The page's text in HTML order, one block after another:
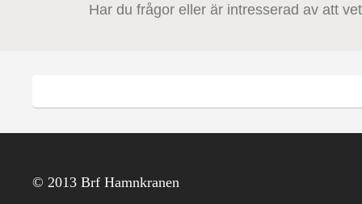
Har du frågor eller är intresserad av att
© 2013 Brf Hamnkranen